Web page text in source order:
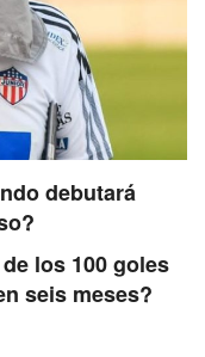
debutará
los 100 goles
seis meses?